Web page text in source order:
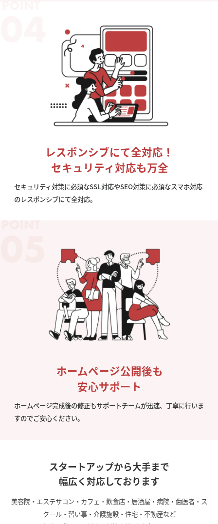
レスポンシブにて全対応！
セキュリティ対応も万全
セキュリティ対策に必須なSSL対応やSEO対策に必須なスマホ対応
のレスポンシブにて全対応。
ホームページ公開後も
安心サポート
ホームページ完成後の修正もサポートチームが迅速、丁寧に行いま
すのでご安心ください。
スタートアップから大手まで
幅広く対応しております
美容院・エステサロン・カフェ・飲食店・居酒屋・病院・歯医者・ス
クール・習い事・介護施設・住宅・不動産など